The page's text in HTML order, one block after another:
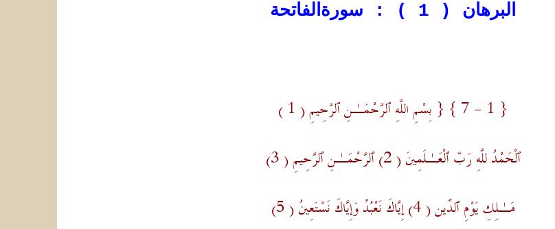
البرهان ( 1 ) : سورةالفاتحة
{ 1 - 7 } { بِسْمِ اللَّهِ ٱلرَّحْمَـٰنِ ٱلرَّحِيمِ ( 1 )
ٱلْحَمْدُ للَّهِ رَبّ ٱلْعَـٰلَمِينَ ( 2) ٱلرَّحْمَـٰنِ ٱلرَّحِيمِ ( 3)
مَـٰلِكِ يَوْمِ ٱلدّينِ ( 4) إِيَّاكَ نَعْبُدُ وَإِيَّاكَ نَسْتَعِينُ ( 5)